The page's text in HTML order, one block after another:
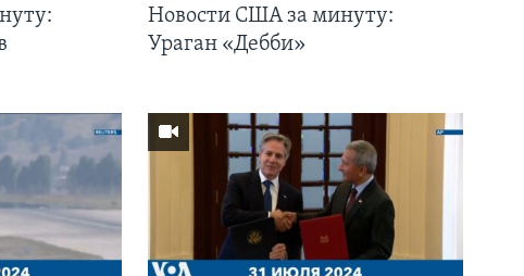
Новости США за минуту:
Ураган «Дебби»